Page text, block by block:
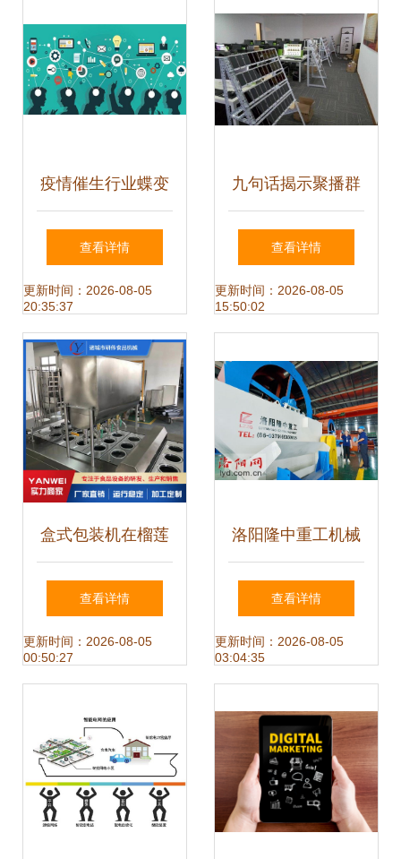
疫情催生行业蝶变
厨电企业需练就三
大核心能力方能脱
颖而出
查看详情
更新时间：2026-08-05
20:35:37
九句话揭示聚播群
控系统对互联网营
销的核心意义
查看详情
更新时间：2026-08-05
15:50:02
盒式包装机在榴莲
饼包装中的应用
——研伟食品机械
查看详情
更新时间：2026-08-05
00:50:27
洛阳隆中重工机械
创新激发活力，产
品走出国门，互联
查看详情
更新时间：2026-08-05
03:04:35